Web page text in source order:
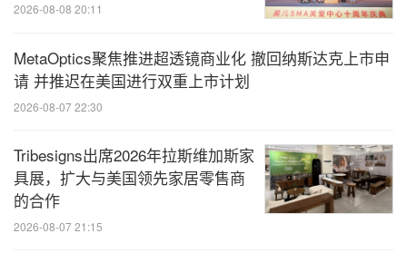
2026-08-08 20:11
MetaOptics聚焦推进超透镜商业化 撤回纳斯达克上市申
请 并推迟在美国进行双重上市计划
2026-08-07 22:30
Tribesigns出席2026年拉斯维加斯家
具展，扩大与美国领先家居零售商
的合作
2026-08-07 21:15